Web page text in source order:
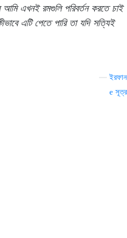
আমি এখনই রমগুলি পরিবর্তন করতে চাই
এটি পেতে পারি তা যদি সত্যিই
—ইরফান
সূত্র